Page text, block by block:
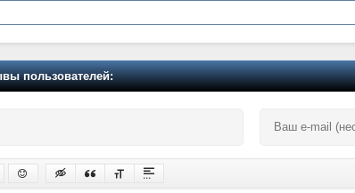
пользователей: